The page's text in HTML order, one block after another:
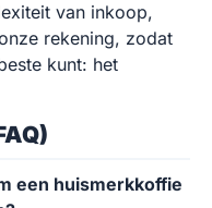
van inkoop,
rekening, zodat
kunt: het
een huismerkkoffie